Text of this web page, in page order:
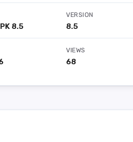
8.5
VERSION
8.5
VIEWS
68